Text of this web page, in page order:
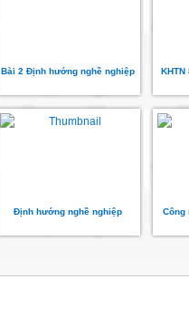
Bài 2 Định hướng nghề nghiệp KHTN
Định hướng nghề nghiệp Công